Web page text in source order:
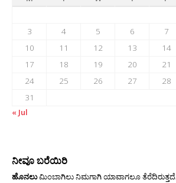
3
4 5 6 7
10
11 12 13 14
17
18 19 20 21
24
25 26 27 28
31
« Jul
ನೀವೂ ಬರೆಯಿರಿ
ಹೊನಲುಮಿಂಬಾಗಿಲು ನಿಮಗಾಗಿ ಯಾವಾಗಲೂ